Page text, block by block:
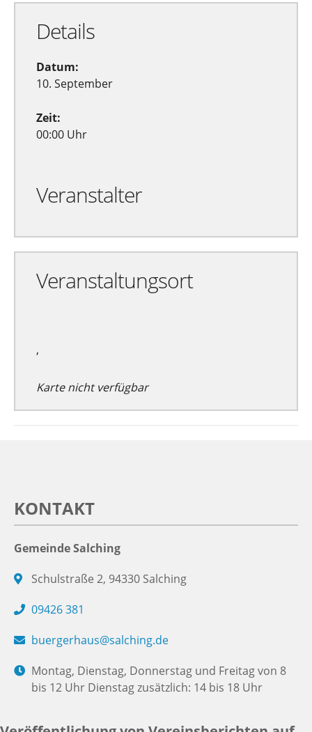
Details
Datum:
10. September
Zeit:
00:00 Uhr
Veranstalter
Veranstaltungsort
,
Karte nicht verfügbar
KONTAKT
Gemeinde Salching
Schulstraße 2, 94330 Salching
09426 381
buergerhaus@salching.de
Montag, Dienstag, Donnerstag und Freitag von 8
bis 12 Uhr Dienstag zusätzlich: 14 bis 18 Uhr